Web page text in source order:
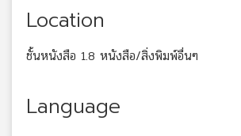
Location
ชั้นหนังสือ 1.8 หนังสือ/สิ่งพิมพ์อื่นๆ
Language